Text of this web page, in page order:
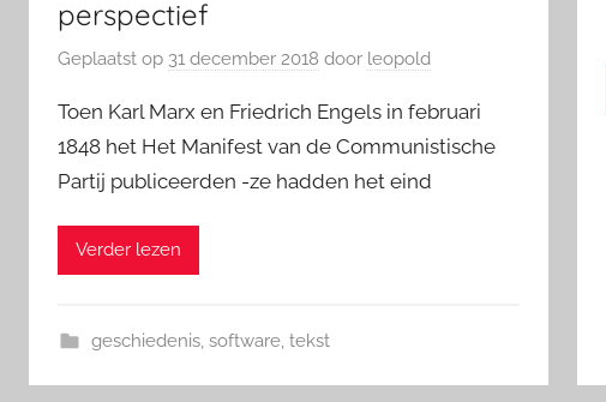
perspectief
Geplaatst op 31 december 2018 door leopold
Toen Karl Marx en Friedrich Engels in februari
1848 het Het Manifest van de Communistische
Partij publiceerden -ze hadden het eind
Verder lezen
geschiedenis, software, tekst